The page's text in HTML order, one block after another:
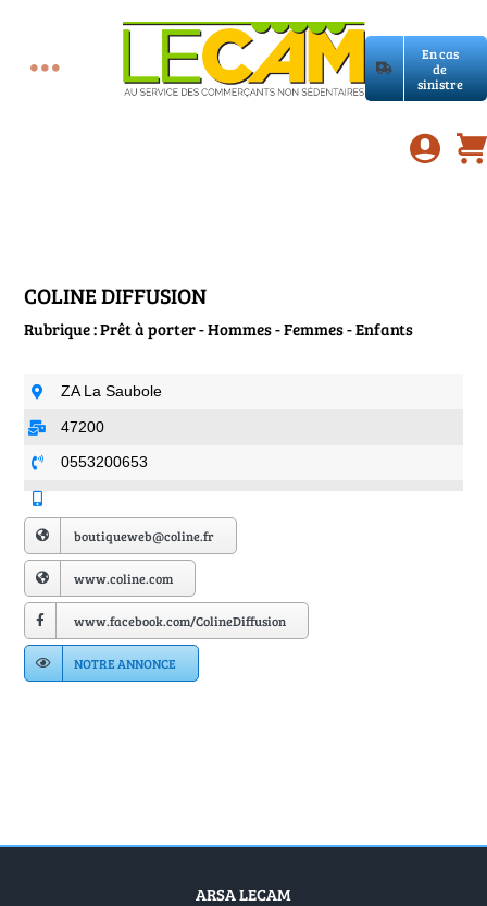
En cas
de
sinistre
Toggle
E-book
Petites annonces
Annuaire Fournisseurs
Actualités
Contact
COLINE DIFFUSION
Rubrique : Prêt à porter - Hommes - Femmes - Enfants
ZA La Saubole
47200
0553200653
boutiqueweb@coline.fr
www.coline.com
www.facebook.com/ColineDiffusion
NOTRE ANNONCE
ARSA LECAM